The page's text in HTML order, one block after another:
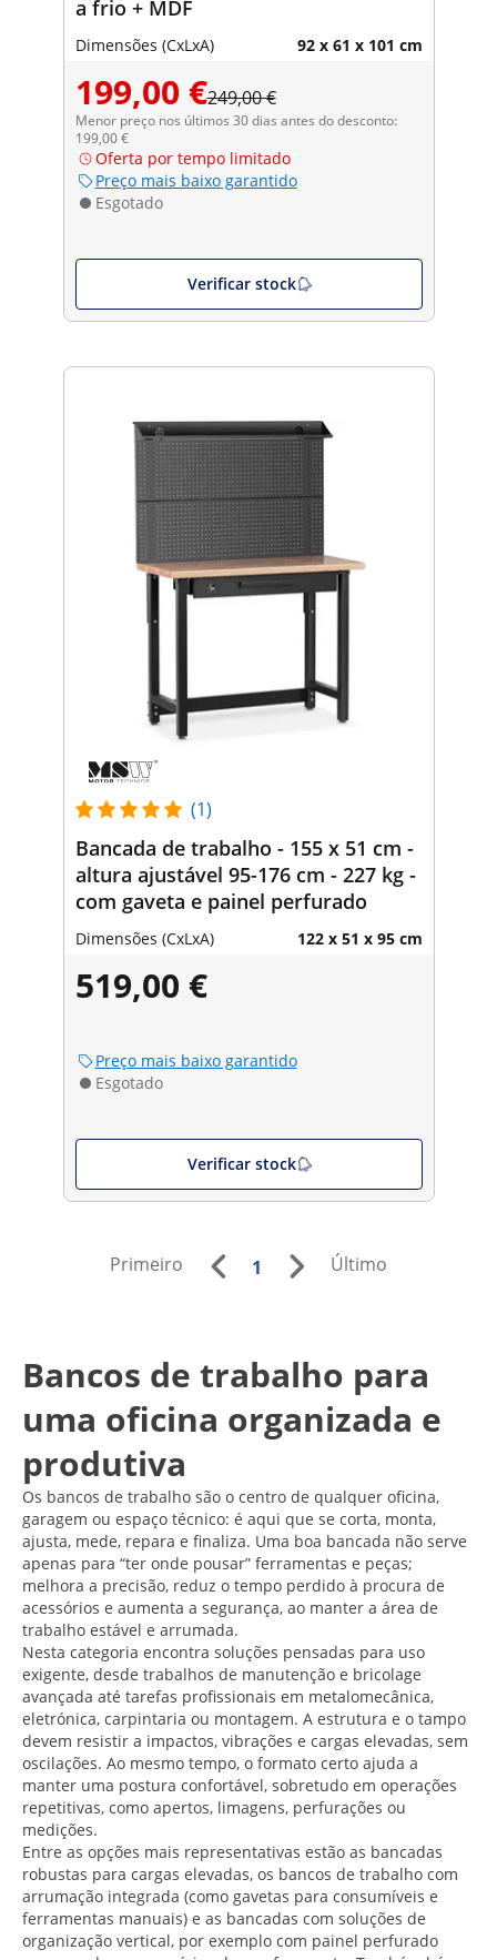
a frio + MDF
Dimensões (CxLxA) 92 x 61 x 101 cm
199,00 €249,00 €
Menor preço nos últimos 30 dias antes do desconto:
199,00 €
Oferta por tempo limitado
Preço mais baixo garantido
Esgotado
Verificar stock
(1)
Bancada de trabalho - 155 x 51 cm -
altura ajustável 95-176 cm - 227 kg -
com gaveta e painel perfurado
Dimensões (CxLxA) 122 x 51 x 95 cm
519,00 €
Preço mais baixo garantido
Esgotado
Verificar stock
Primeiro 1 Último
Bancos de trabalho para
uma oficina organizada e
produtiva
Os bancos de trabalho são o centro de qualquer oficina,
garagem ou espaço técnico: é aqui que se corta, monta,
ajusta, mede, repara e finaliza. Uma boa bancada não serve
apenas para “ter onde pousar” ferramentas e peças;
melhora a precisão, reduz o tempo perdido à procura de
acessórios e aumenta a segurança, ao manter a área de
trabalho estável e arrumada.
Nesta categoria encontra soluções pensadas para uso
exigente, desde trabalhos de manutenção e bricolage
avançada até tarefas profissionais em metalomecânica,
eletrónica, carpintaria ou montagem. A estrutura e o tampo
devem resistir a impactos, vibrações e cargas elevadas, sem
oscilações. Ao mesmo tempo, o formato certo ajuda a
manter uma postura confortável, sobretudo em operações
repetitivas, como apertos, limagens, perfurações ou
medições.
Entre as opções mais representativas estão as bancadas
robustas para cargas elevadas, os bancos de trabalho com
arrumação integrada (como gavetas para consumíveis e
ferramentas manuais) e as bancadas com soluções de
organização vertical, por exemplo com painel perfurado